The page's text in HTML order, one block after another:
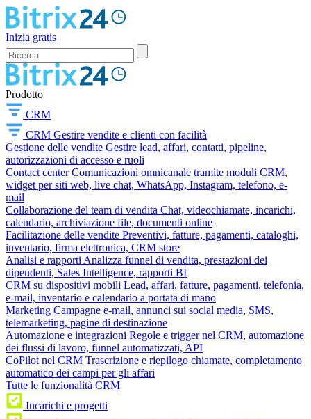
Inizia gratis
Prodotto
CRM
CRM Gestire vendite e clienti con facilità
Gestione delle vendite Gestire lead, affari, contatti, pipeline,
autorizzazioni di accesso e ruoli
Contact center Comunicazioni omnicanale tramite moduli CRM,
widget per siti web, live chat, WhatsApp, Instagram, telefono, e-
mail
Collaborazione del team di vendita Chat, videochiamate, incarichi,
calendario, archiviazione file, documenti online
Facilitazione delle vendite Preventivi, fatture, pagamenti, cataloghi,
inventario, firma elettronica, CRM store
Analisi e rapporti Analizza funnel di vendita, prestazioni dei
dipendenti, Sales Intelligence, rapporti BI
CRM su dispositivi mobili Lead, affari, fatture, pagamenti, telefonia,
e-mail, inventario e calendario a portata di mano
Marketing Campagne e-mail, annunci sui social media, SMS,
telemarketing, pagine di destinazione
Automazione e integrazioni Regole e trigger nel CRM, automazione
dei flussi di lavoro, funnel automatizzati, API
CoPilot nel CRM Trascrizione e riepilogo chiamate, completamento
automatico dei campi per gli affari
Tutte le funzionalità CRM
Incarichi e progetti